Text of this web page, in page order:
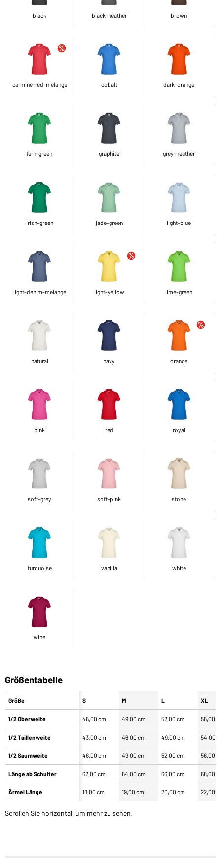
black black-heather brown
carmine-red-melange cobalt dark-orange
fern-green graphite grey-heather
irish-green jade-green light-blue
light-denim-melange light-yellow lime-green
natural navy orange
pink red royal
soft-grey soft-pink stone
turquoise vanilla white
wine
Größentabelle
Größe
1/2 Oberweite
1/2 Taillenweite
1/2 Saumweite
Länge ab Schulter
Ärmel Länge
S M L XL
46,00 cm 49,00 cm 52,00 cm 56,00
43,00 cm 46,00 cm 49,00 cm 54,00
46,00 cm 49,00 cm 52,00 cm 56,00
62,00 cm 64,00 cm 66,00 cm 68,00
18,00 cm 19,00 cm 20,00 cm 22,00
Scrollen Sie horizontal, um mehr zu sehen.